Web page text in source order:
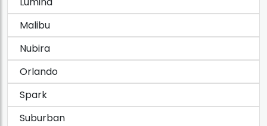
Malibu
Nubira
Orlando
Spark
Suburban